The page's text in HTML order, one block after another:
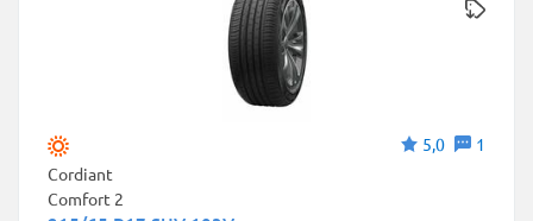
5,0
1
Cordiant
Comfort 2